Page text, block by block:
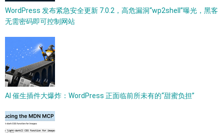
WordPress 发布紧急安全更新 7.0.2，高危漏洞“wp2shell”曝光，黑客
无需密码即可控制网站
AI 催生插件大爆炸：WordPress 正面临前所未有的“甜蜜负担”